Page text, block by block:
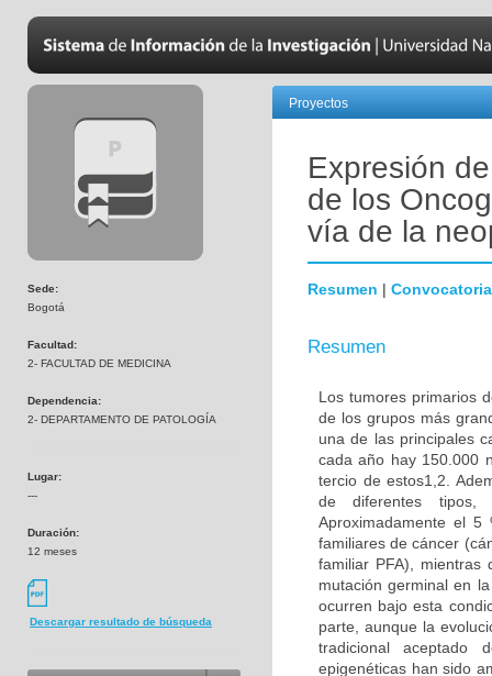
Sede:
Bogotá
Facultad:
2- FACULTAD DE MEDICINA
Dependencia:
2- DEPARTAMENTO DE PATOLOGÍA
Lugar:
---
Duración:
12 meses
Descargar resultado de búsqueda
Proyectos
Expresión
de los
vía de la
Resumen | Convocatoria
Resumen
Los tumores primarios
de los grupos más
una de las principales
cada año hay 150.000
tercio de estos1,2.
de diferentes tipos,
Aproximadamente el
familiares de cáncer
familiar PFA), mientras
mutación germinal en
ocurren bajo esta
parte, aunque la
tradicional aceptado
epigenéticas han sido